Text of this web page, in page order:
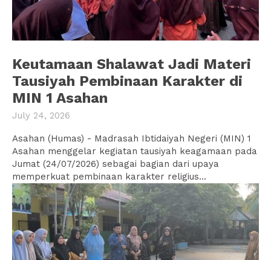
Keutamaan Shalawat Jadi Materi
Tausiyah Pembinaan Karakter di
MIN 1 Asahan
July 24, 2026
Asahan (Humas) - Madrasah Ibtidaiyah Negeri (MIN) 1
Asahan menggelar kegiatan tausiyah keagamaan pada
Jumat (24/07/2026) sebagai bagian dari upaya
memperkuat pembinaan karakter religius...